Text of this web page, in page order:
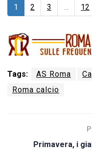
1 2 3 … 12
Tags: AS Roma
Roma calcio
Primavera, i